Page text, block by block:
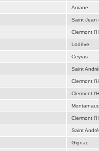
Aniane
Saint Jean
Clermont
Lodève
Ceyras
Saint
Clermont
Clermont
Montarnaud
Clermont
Saint
Gignac